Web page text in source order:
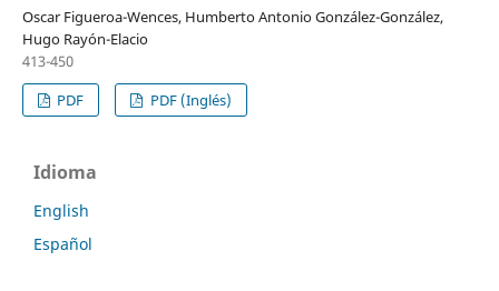
Oscar Figueroa-Wences, Humberto Antonio González-González,
Hugo Rayón-Elacio
413-450
PDF
PDF (Inglés)
Idioma
English
Español